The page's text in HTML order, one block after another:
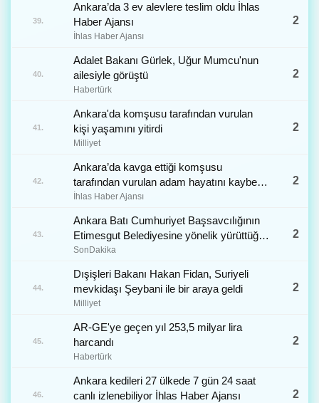
39.
Ankara’da 3 ev alevlere teslim oldu İhlas
Haber Ajansı
İhlas Haber Ajansı
2
40.
Adalet Bakanı Gürlek, Uğur Mumcu'nun
ailesiyle görüştü
Habertürk
2
41.
Ankara'da komşusu tarafından vurulan
kişi yaşamını yitirdi
Milliyet
2
42.
Ankara’da kavga ettiği komşusu
tarafından vurulan adam hayatını kaybetti
İhlas Haber Ajansı
İhlas Haber Ajansı
2
43.
Ankara Batı Cumhuriyet Başsavcılığının
Etimesgut Belediyesine yönelik yürüttüğü
soruşturma kapsamında, hakkındaki
alınan tutuklu Belediye Başkanı
Yardımcısı ve Fado adlı mekanın
işletmecisi Mutlu Kerimoğlu’nun 'ko
SonDakika
2
44.
Dışişleri Bakanı Hakan Fidan, Suriyeli
mevkidaşı Şeybani ile bir araya geldi
Milliyet
2
45.
AR-GE'ye geçen yıl 253,5 milyar lira
harcandı
Habertürk
2
46.
Ankara kedileri 27 ülkede 7 gün 24 saat
canlı izlenebiliyor İhlas Haber Ajansı
2